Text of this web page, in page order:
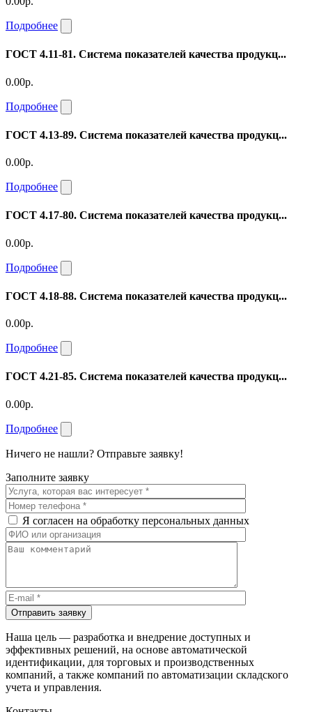
Подробнее
ГОСТ 4.11-81. Система показателей качества продукц...
0.00р.
Подробнее
ГОСТ 4.13-89. Система показателей качества продукц...
0.00р.
Подробнее
ГОСТ 4.17-80. Система показателей качества продукц...
0.00р.
Подробнее
ГОСТ 4.18-88. Система показателей качества продукц...
0.00р.
Подробнее
ГОСТ 4.21-85. Система показателей качества продукц...
0.00р.
Подробнее
Ничего не нашли? Отправьте заявку!
Заполните заявку
Я согласен на обработку персональных данных
Отправить заявку
Наша цель — разработка и внедрение доступных и
эффективных решений, на основе автоматической
идентификации, для торговых и производственных
компаний, а также компаний по автоматизации складского
учета и управления.